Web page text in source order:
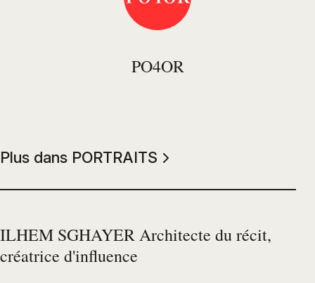
PO4OR
Plus dans PORTRAITS
ILHEM SGHAYER Architecte du récit,
créatrice d'influence